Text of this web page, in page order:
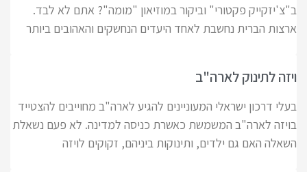
ב"צ'יזקייק פקטורי" וביקור במוזיאון "מומה"? אתם לא לבד.
ארצות הברית נחשבת לאחד היעדים הנחשקים והאהובים ביותר
ויזה לתינוק לארה"ב
בעלי דרכון ישראלי המעוניינים להגיע לארה"ב מחוייבים להצטייד
בויזה לארה"ב המשמשת כאשרת כניסה למדינה. לא פעם נשאלת
השאלה האם גם ילדים, ותינוקות ביניהם, זקוקים לויזה